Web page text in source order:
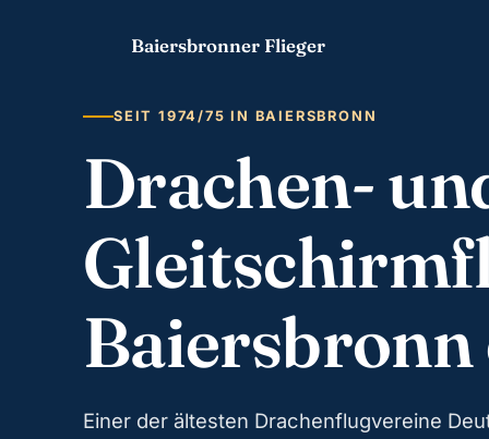
Baiersbronner Flieger
SEIT 1974/75 IN BAIERSBRONN
Drachen-
Baiersbronn
Einer der ältesten Drachenflugvereine